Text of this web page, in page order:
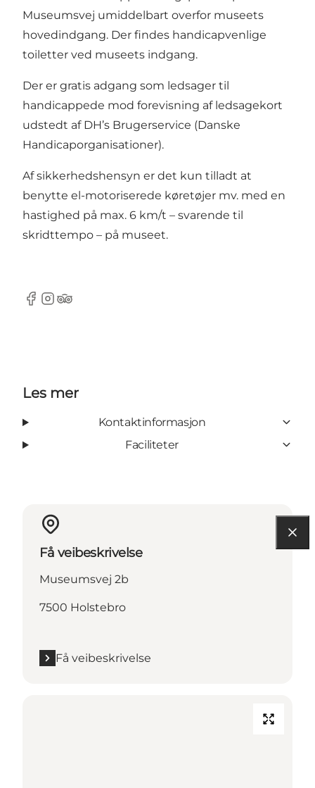
Museumsvej umiddelbart overfor museets
hovedindgang. Der findes handicapvenlige
toiletter ved museets indgang.
Der er gratis adgang som ledsager til
handicappede mod forevisning af ledsagekort
udstedt af DH’s Brugerservice (Danske
Handicaporganisationer).
Af sikkerhedshensyn er det kun tilladt at
benytte el-motoriserede køretøjer mv. med en
hastighed på max. 6 km/t – svarende til
skridttempo – på museet.
Facebook
Instagram
TripAdvisor
Les mer
Kontaktinformasjon
Faciliteter
Få veibeskrivelse
Museumsvej 2b
7500 Holstebro
Få veibeskrivelse